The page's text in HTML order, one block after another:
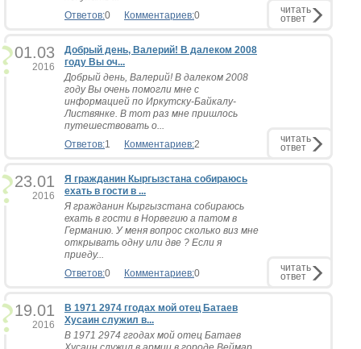
Ответов:0 Комментариев:0 читать
ответ
01.03
2016
Добрый день, Валерий! В далеком 2008
году Вы оч...
Добрый день, Валерий! В далеком 2008
году Вы очень помогли мне с
информацией по Иркутску-Байкалу-
Листвянке. В тот раз мне пришлось
путешествовать о...
Ответов:1 Комментариев:2 читать
ответ
23.01
2016
Я гражданин Кыргызстана собираюсь
ехать в гости в ...
Я гражданин Кыргызстана собираюсь
ехать в гости в Норвегию а патом в
Германию. У меня вопрос сколько виз мне
открывать одну или две ? Если я
приеду...
Ответов:0 Комментариев:0 читать
ответ
19.01
2016
В 1971 2974 ггодах мой отец Батаев
Хусаин служил в...
В 1971 2974 ггодах мой отец Батаев